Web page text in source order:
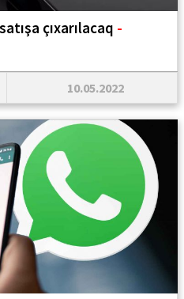
çıxarılacaq -
10.05.2022